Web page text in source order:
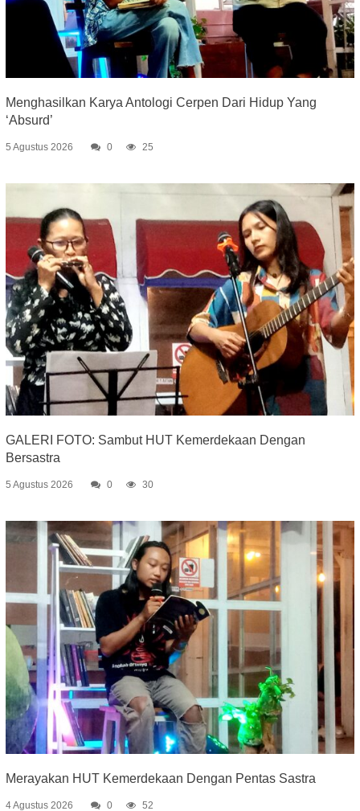
Menghasilkan Karya Antologi Cerpen Dari Hidup Yang
‘Absurd’
5 Agustus 2026 0 25
GALERI FOTO: Sambut HUT Kemerdekaan Dengan
Bersastra
5 Agustus 2026 0 30
Merayakan HUT Kemerdekaan Dengan Pentas Sastra
4 Agustus 2026 0 52